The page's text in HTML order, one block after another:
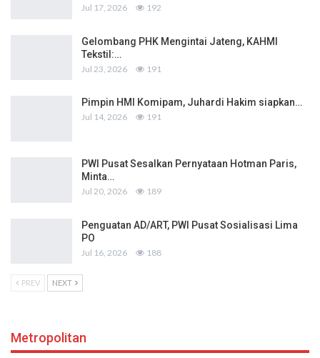
Jul 17, 2026 192
Gelombang PHK Mengintai Jateng, KAHMI
Tekstil:…
Jul 23, 2026 191
Pimpin HMI Komipam, Juhardi Hakim siapkan…
Jul 14, 2026 191
PWI Pusat Sesalkan Pernyataan Hotman Paris,
Minta…
Jul 20, 2026 189
Penguatan AD/ART, PWI Pusat Sosialisasi Lima
PO
Jul 16, 2026 188
PREV NEXT
Metropolitan